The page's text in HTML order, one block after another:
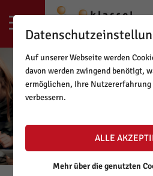
Auf unserer Webseite werden
davon werden zwingend benötigt,
ermöglichen, Ihre Nutzererfahrung
verbessern.
ALLE
Mehr über die genutzten